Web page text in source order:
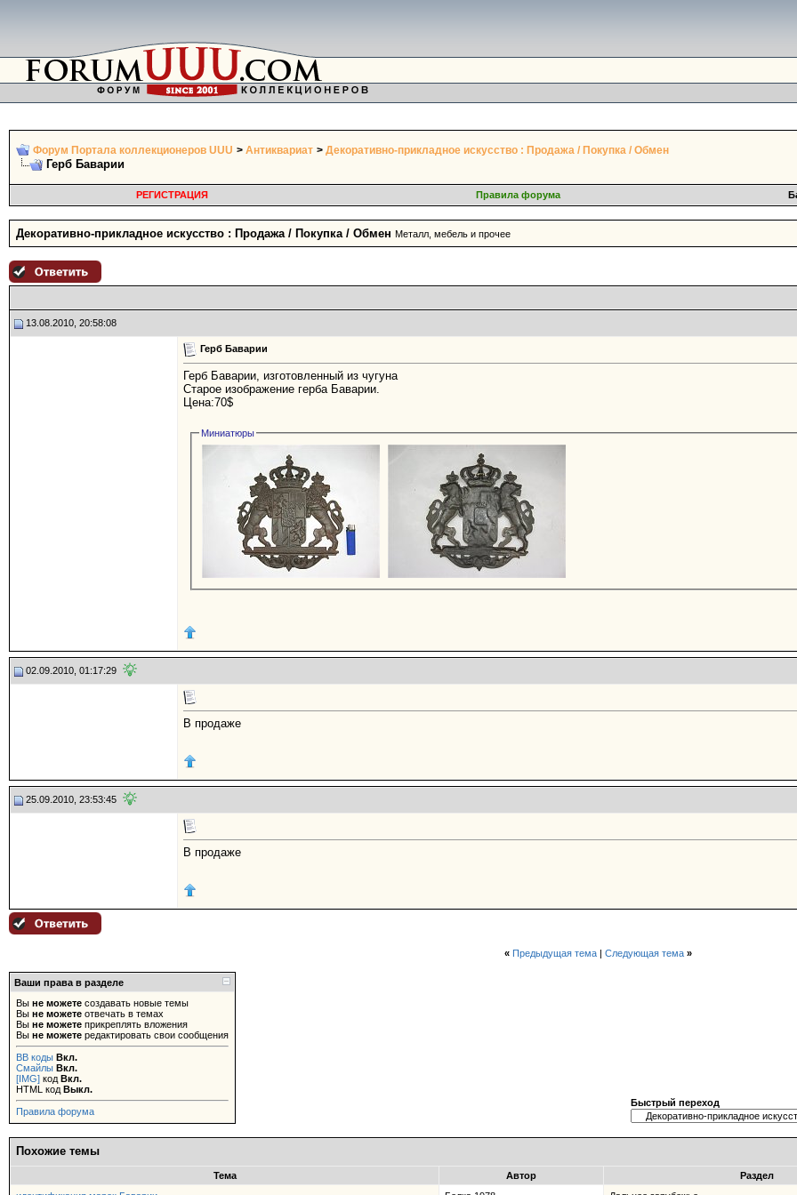
Форум Портала коллекционеров UUU > Антиквариат > Декоративно-прикладное искусство : Продажа / Покупка / Обмен
Герб Баварии
РЕГИСТРАЦИЯ Правила форума
Декоративно-прикладное искусство : Продажа / Покупка / Обмен Металл, мебель и прочее
13.08.2010, 20:58:08
Герб Баварии
Герб Баварии, изготовленный из чугуна
Старое изображение герба Баварии.
Цена:70$
Миниатюры
02.09.2010, 01:17:29
В продаже
25.09.2010, 23:53:45
В продаже
« Предыдущая тема| Следующая тема »
Ваши права в разделе
Вы не можете создавать новые темы
Вы не можете отвечать в темах
Вы не можете прикреплять вложения
Вы не можете редактировать свои сообщения
BB коды Вкл.
Смайлы Вкл.
[IMG] код Вкл.
HTML код Выкл.
Правила форума
Быстрый переход
Похожие темы
Тема Автор
Раздел